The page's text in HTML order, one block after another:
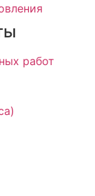
работ